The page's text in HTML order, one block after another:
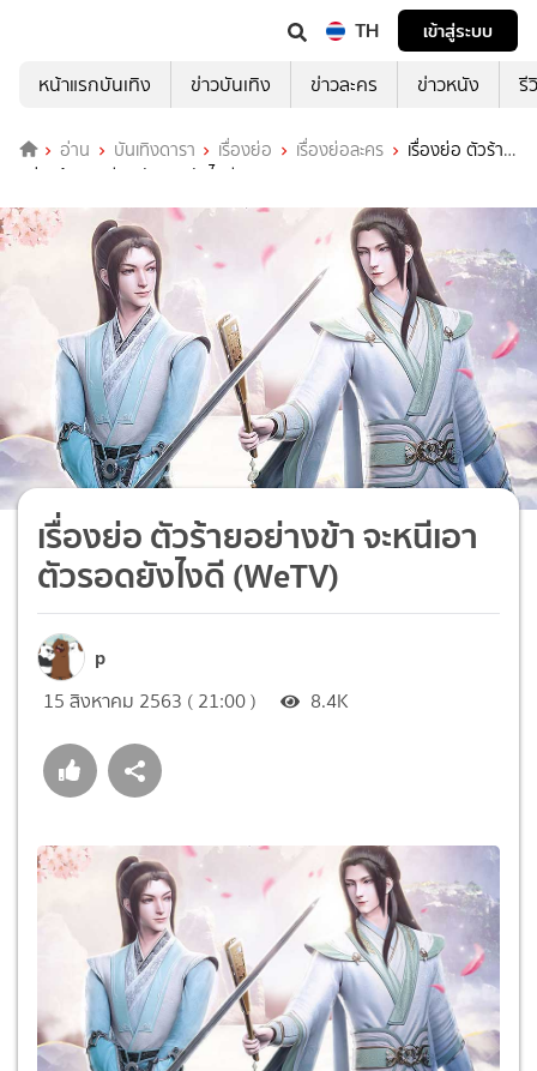
TH
เข้าสู่ระบบ
หน้าแรกบันเทิง
ข่าวบันเทิง ข่าวละคร ข่าวหนัง รี
อ่าน บันเทิงดารา เรื่องย่อ เรื่องย่อละคร
เรื่องย่อ ตัวร้าย
อย่างข้า จะหนีเอาตัวรอดยังไงดี (WeTV)
เรื่องย่อ ตัวร้ายอย่างข้า จะหนีเอา
ตัวรอดยังไงดี (WeTV)
p
15 สิงหาคม 2563 ( 21:00 ) 8.4K